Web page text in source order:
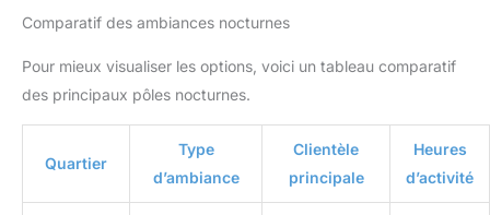
Comparatif des ambiances nocturnes
Pour mieux visualiser les options, voici un tableau comparatif
des principaux pôles nocturnes.
Quartier
Type
d’ambiance
Clientèle
principale
Heures
d’activité